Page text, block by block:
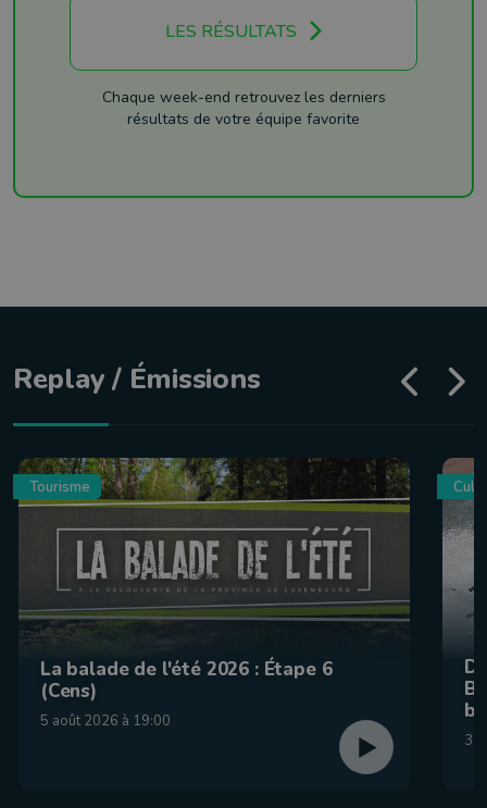
LES RÉSULTATS
Chaque week-end retrouvez les derniers
résultats de votre équipe favorite
Replay / Émissions
Tourisme
La balade de l'été 2026 : Étape 6
(Cens)
5 août 2026 à 19:00
31